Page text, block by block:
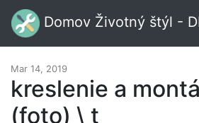
Domov Životný štýl -
Mar 14, 2019
kreslenie a
(foto) \ t